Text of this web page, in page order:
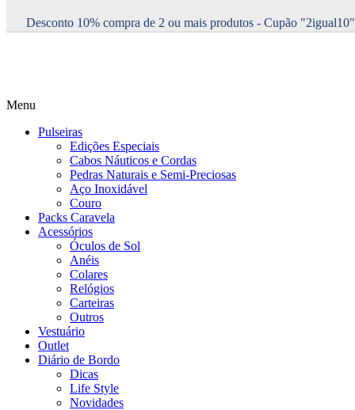
Desconto 10% compra de 2 ou mais produtos - Cupão "2igual10"
Menu
Pulseiras
Edições Especiais
Cabos Náuticos e Cordas
Pedras Naturais e Semi-Preciosas
Aço Inoxidável
Couro
Packs Caravela
Acessórios
Óculos de Sol
Anéis
Colares
Relógios
Carteiras
Outros
Vestuário
Outlet
Diário de Bordo
Dicas
Life Style
Novidades